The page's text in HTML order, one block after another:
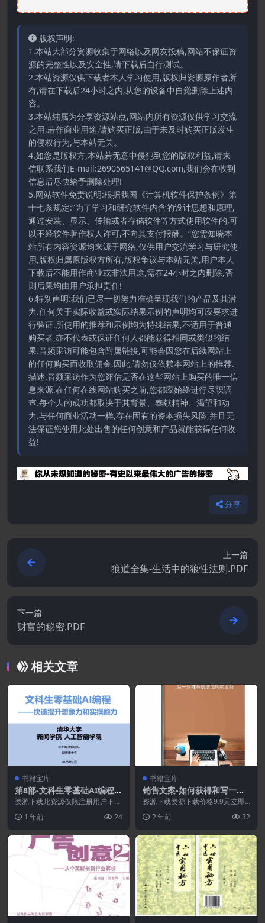
版权声明:
1.本站大部分资源收集于网络以及网友投稿,网站不保证资
源的完整性以及安全性,请下载后自行测试。
2.本站资源仅供下载者本人学习使用,版权归资源原作者所
有,请在下载后24小时之内,从您的设备中自觉删除上述内
容。
3.本站纯属为分享资源站点,网站内所有资源仅供学习交流
之用,若作商业用途,请购买正版,由于未及时购买正版发生
的侵权行为,与本站无关。
4.如您是版权方,本站若无意中侵犯到您的版权利益,请来
信联系我们E-mail:2690565141@QQ.com,我们会在收到
信息后尽快给予删除处理!
5.网站软件免责说明:根据我国《计算机软件保护条例》第
十七条规定:“为了学习和研究软件内含的设计思想和原理,
通过安装、显示、传输或者存储软件等方式使用软件的,可
以不经软件著作权人许可,不向其支付报酬。”您需知晓本
站所有内容资源均来源于网络,仅供用户交流学习与研究使
用,版权归属原版权方所有,版权争议与本站无关,用户本人
下载后不能用作商业或非法用途,需在24小时之内删除,否
则后果均由用户承担责任!
6.特别声明:我们已尽一切努力准确呈现我们的产品及其潜
力.任何关于实际收益或实际结果示例的声明均可应要求进
行验证.所使用的推荐和示例均为特殊结果,不适用于普通
购买者,亦不代表或保证任何人都能获得相同或类似的结
果.音频采访可能包含附属链接,可能会因您在后续网站上
的任何购买而收取佣金.因此,请勿仅依赖本网站上的推荐.
描述.音频采访作为您评估是否在这些网站上购买的唯一信
息来源.在任何在线网站购买之前,您都应始终进行尽职调
查.每个人的成功都取决于其背景、奉献精神、渴望和动
力.与任何商业活动一样,存在固有的资本损失风险,并且无
法保证您使用此处出售的任何创意和产品就能获得任何收
益!
分享
上一篇
狼道全集-生活中的狼性法则.PDF
下一篇
财富的秘密.PDF
相关文章
书籍宝库
第8部-文科生零基础AI编程:
快速提升想象力和实操能力
(共145页)
资源下载此资源仅限注册用户下
保证所有资源永久更新资...
1 年前 24
书籍宝库
销售文案-如何获得和写一封
推荐信增加您的业务
资源下载资源下载价格9.9元立即
资源永久更新资源!...
2 年前 32